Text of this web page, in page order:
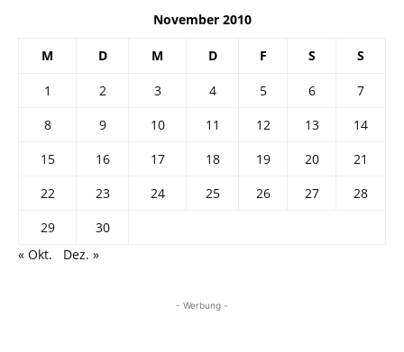
November 2010
M D M D F S S
1 2 3 4 5 6
7
8
9 10 11 12 13
14
15
16 17 18 19 20
21
22
23 24 25 26 27
28
29
30
« Okt.
Dez. »
- Werbung -